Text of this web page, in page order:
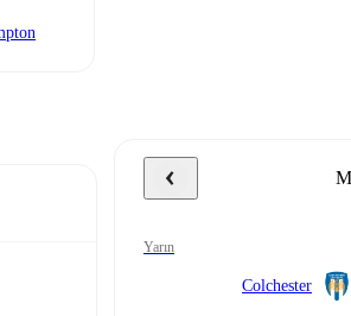
yarın
Colchester